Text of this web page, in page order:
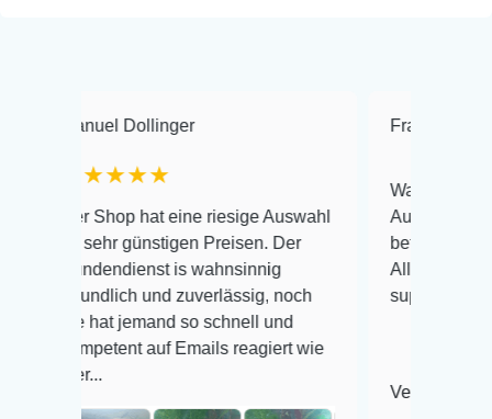
Dollinger
Shop hat eine riesige Auswahl
sehr günstigen Preisen. Der
is wahnsinnig
und zuverlässig, noch
hat jemand so schnell und
auf Emails reagiert wie
Frank Hackmayer
Warenanlieferung
Auswahl plus
befinden der Fische
Alles ist quick
super Zustand.